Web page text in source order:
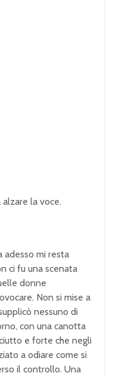
la voce.
adesso mi resta
ci fu una scenata
donne
Non si mise a
nessuno di
con una canotta
e forte che negli
a odiare come si
il controllo. Una